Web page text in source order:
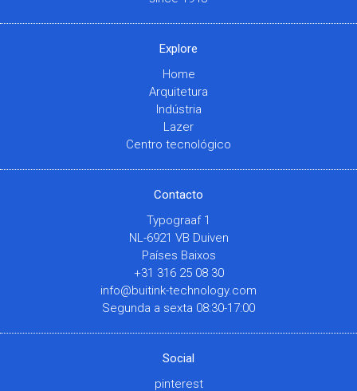
Explore
Home
Arquitetura
Indústria
Lazer
Centro tecnológico
Contacto
Typograaf 1
NL-6921 VB Duiven
Países Baixos
+31 316 25 08 30
info@buitink-technology.com
Segunda a sexta 08:30-17:00
Social
pinterest